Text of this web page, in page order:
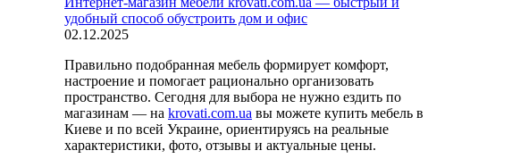
удобный способ обустроить дом и офис
02.12.2025
Правильно подобранная мебель формирует комфорт,
настроение и помогает рационально организовать
пространство. Сегодня для выбора не нужно ездить по
магазинам — на krovati.com.ua вы можете купить мебель в
Киеве и по всей Украине, ориентируясь на реальные
характеристики, фото, отзывы и актуальные цены.